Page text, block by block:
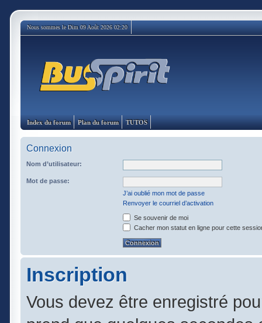
Nous sommes le Dim 09 Août 2026 02:20
Index du forum Plan du forum TUTOS
Connexion
Nom d’utilisateur:
Mot de passe:
J’ai oublié mon mot de passe
Renvoyer le courriel d’activation
Se souvenir de moi
Cacher mon statut en ligne pour cette
Inscription
Vous devez être enregistré